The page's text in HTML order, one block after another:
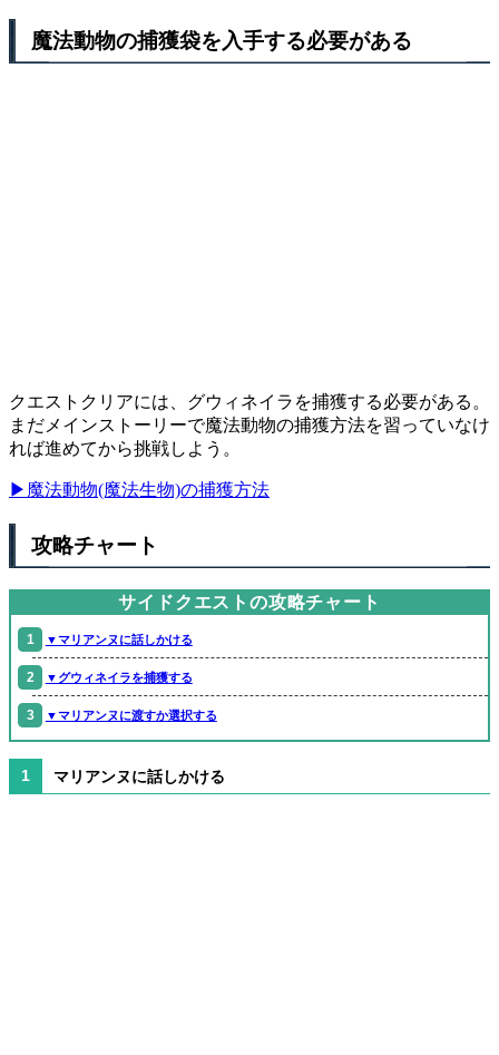
魔法動物の捕獲袋を入手する必要がある
クエストクリアには、グウィネイラを捕獲する必要がある。
まだメインストーリーで魔法動物の捕獲方法を習っていなけ
れば進めてから挑戦しよう。
▶魔法動物(魔法生物)の捕獲方法
攻略チャート
サイドクエストの攻略チャート
▼マリアンヌに話しかける
▼グウィネイラを捕獲する
▼マリアンヌに渡すか選択する
マリアンヌに話しかける